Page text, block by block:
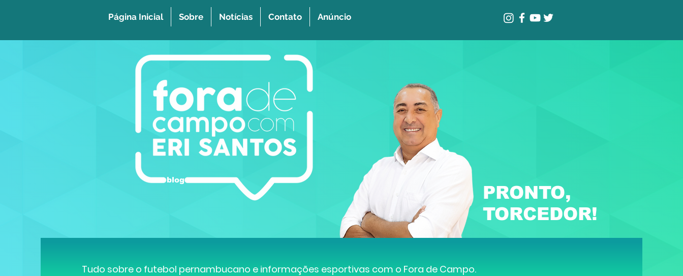
Página Inicial Sobre Notícias Contato Anúncio
PRONTO,
TORCEDOR!
blog
Tudo sobre o futebol pernambucano e informações esportivas com o Fora de Campo.